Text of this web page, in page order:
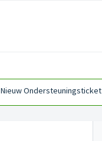
Nieuw Ondersteuningsticket